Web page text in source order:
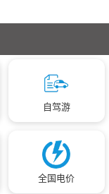
自驾游
全国电价